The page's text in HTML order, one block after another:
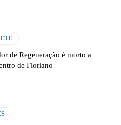
de Regeneração é morto a
de Floriano